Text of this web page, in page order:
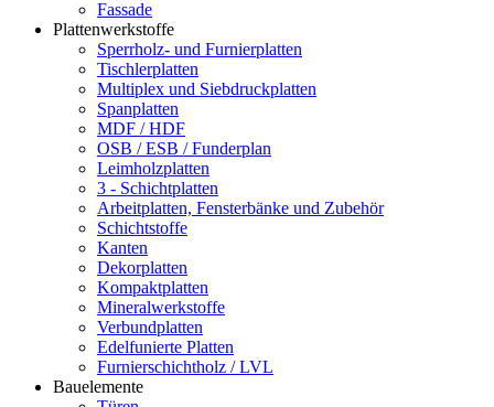
Fassade
Plattenwerkstoffe
Sperrholz- und Furnierplatten
Tischlerplatten
Multiplex und Siebdruckplatten
Spanplatten
MDF / HDF
OSB / ESB / Funderplan
Leimholzplatten
3 - Schichtplatten
Arbeitplatten, Fensterbänke und Zubehör
Schichtstoffe
Kanten
Dekorplatten
Kompaktplatten
Mineralwerkstoffe
Verbundplatten
Edelfunierte Platten
Furnierschichtholz / LVL
Bauelemente